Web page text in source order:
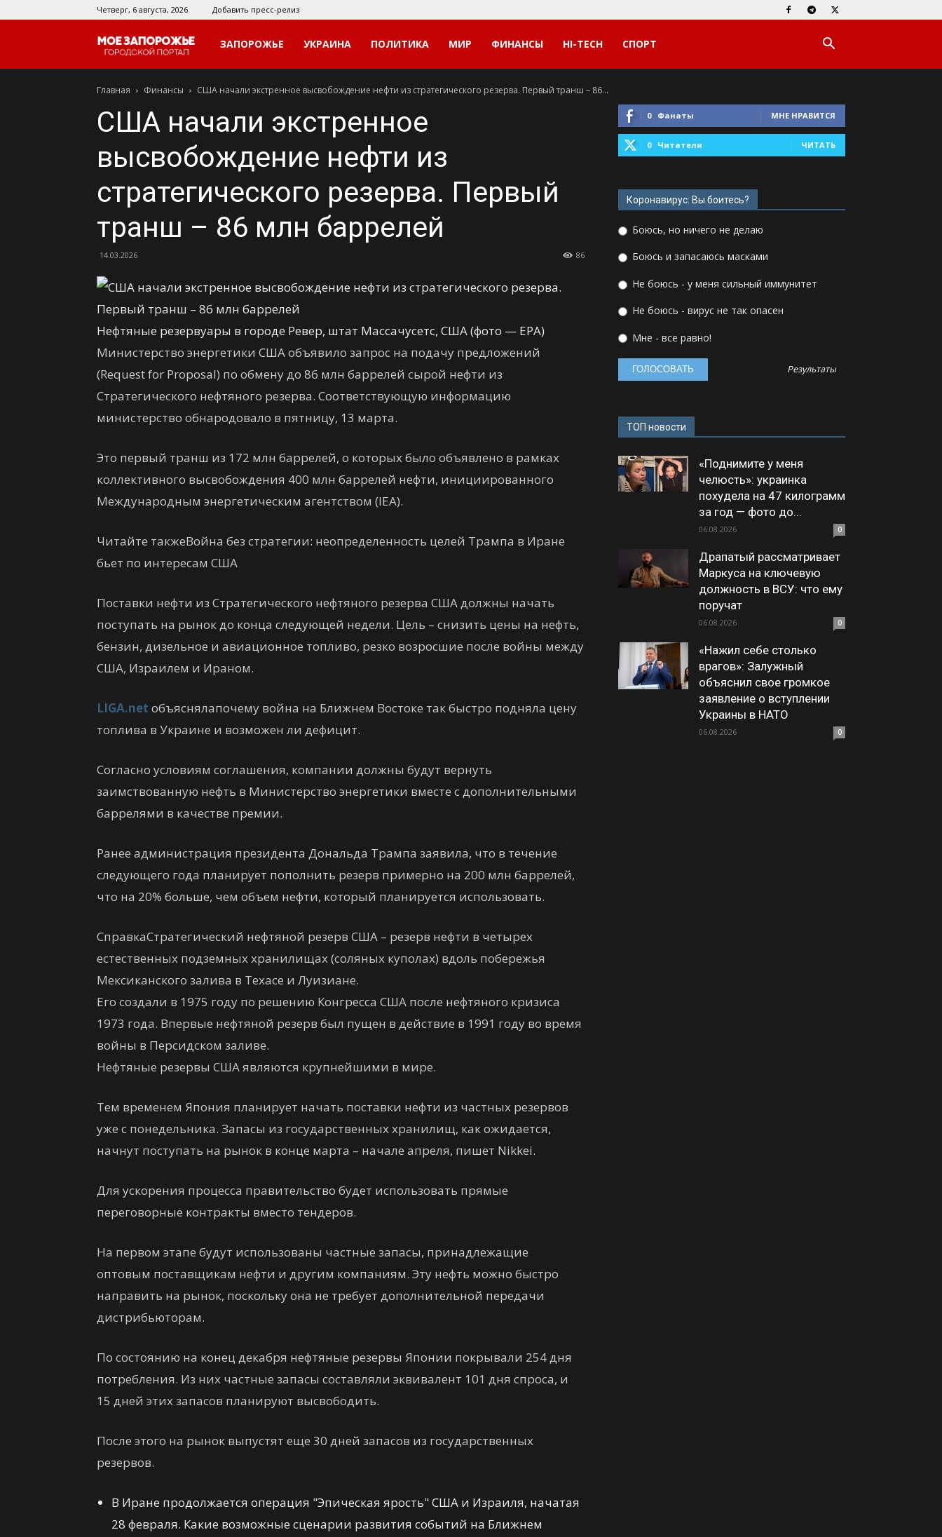
Четверг, 6 августа, 2026 Добавить пресс-релиз
Мое
Запорожье
ЗАПОРОЖЬЕ УКРАИНА ПОЛИТИКА МИР ФИНАНСЫ HI-TECH СПОРТ
Главная Финансы США начали экстренное высвобождение нефти из стратегического резерва. Первый транш – 86...
США начали экстренное
высвобождение нефти из
стратегического резерва. Первый
транш – 86 млн баррелей
14.03.2026 86
Нефтяные резервуары в городе Ревер, штат Массачусетс, США (фото — EPA)
Министерство энергетики США объявило запрос на подачу предложений
(Request for Proposal) по обмену до 86 млн баррелей сырой нефти из
Стратегического нефтяного резерва. Соответствующую информацию
министерство обнародовало в пятницу, 13 марта.
Это первый транш из 172 млн баррелей, о которых было объявлено в рамках
коллективного высвобождения 400 млн баррелей нефти, инициированного
Международным энергетическим агентством (IEA).
Читайте такжеВойна без стратегии: неопределенность целей Трампа в Иране
бьет по интересам США
Поставки нефти из Стратегического нефтяного резерва США должны начать
поступать на рынок до конца следующей недели. Цель – снизить цены на нефть,
бензин, дизельное и авиационное топливо, резко возросшие после войны между
США, Израилем и Ираном.
LIGA.net объяснялапочему война на Ближнем Востоке так быстро подняла цену
топлива в Украине и возможен ли дефицит.
Согласно условиям соглашения, компании должны будут вернуть
заимствованную нефть в Министерство энергетики вместе с дополнительными
баррелями в качестве премии.
Ранее администрация президента Дональда Трампа заявила, что в течение
следующего года планирует пополнить резерв примерно на 200 млн баррелей,
что на 20% больше, чем объем нефти, который планируется использовать.
СправкаСтратегический нефтяной резерв США – резерв нефти в четырех
естественных подземных хранилищах (соляных куполах) вдоль побережья
Мексиканского залива в Техасе и Луизиане.
Его создали в 1975 году по решению Конгресса США после нефтяного кризиса
1973 года. Впервые нефтяной резерв был пущен в действие в 1991 году во время
войны в Персидском заливе.
Нефтяные резервы США являются крупнейшими в мире.
Тем временем Япония планирует начать поставки нефти из частных резервов
уже с понедельника. Запасы из государственных хранилищ, как ожидается,
начнут поступать на рынок в конце марта – начале апреля, пишет Nikkei.
Для ускорения процесса правительство будет использовать прямые
переговорные контракты вместо тендеров.
На первом этапе будут использованы частные запасы, принадлежащие
оптовым поставщикам нефти и другим компаниям. Эту нефть можно быстро
направить на рынок, поскольку она не требует дополнительной передачи
дистрибьюторам.
По состоянию на конец декабря нефтяные резервы Японии покрывали 254 дня
потребления. Из них частные запасы составляли эквивалент 101 дня спроса, и
15 дней этих запасов планируют высвободить.
После этого на рынок выпустят еще 30 дней запасов из государственных
резервов.
В Иране продолжается операция "Эпическая ярость" США и Израиля, начатая
28 февраля. Какие возможные сценарии развития событий на Ближнем
0 Фанаты МНЕ НРАВИТСЯ
0 Читатели ЧИТАТЬ
Коронавирус: Вы боитесь?
Боюсь, но ничего не делаю
Боюсь и запасаюсь масками
Не боюсь - у меня сильный иммунитет
Не боюсь - вирус не так опасен
Мне - все равно!
Результаты
ТОП новости
«Поднимите у меня
челюсть»: украинка
похудела на 47 килограмм
за год — фото до...
06.08.2026 0
Драпатый рассматривает
Маркуса на ключевую
должность в ВСУ: что ему
поручат
06.08.2026 0
«Нажил себе столько
врагов»: Залужный
объяснил свое громкое
заявление о вступлении
Украины в НАТО
06.08.2026 0